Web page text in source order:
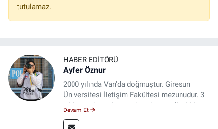
tutulamaz.
HABER EDITÖRÜ
Ayfer Öznur
2000 yılında Van’da doğmuştur. Giresun
Üniversitesi İletişim Fakültesi mezunudur. 3
yıldır medya sektöründe çalışıyor. Özelikle
Devam Et